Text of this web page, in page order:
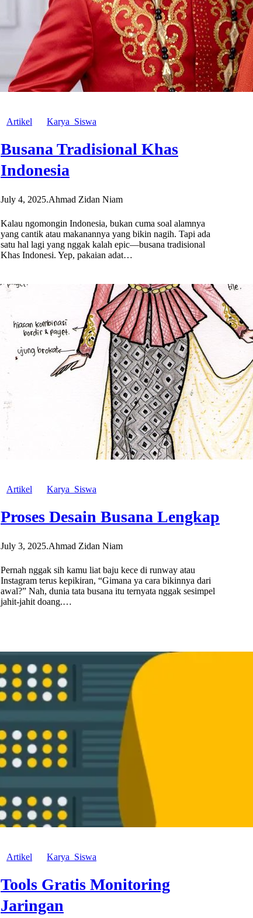
Artikel Karya_Siswa
Busana Tradisional Khas
Indonesia
July 4, 2025.Ahmad Zidan Niam
Kalau ngomongin Indonesia, bukan cuma soal alamnya
yang cantik atau makanannya yang bikin nagih. Tapi ada
satu hal lagi yang nggak kalah epic—busana tradisional
Khas Indonesi. Yep, pakaian adat…
Artikel Karya_Siswa
Proses Desain Busana Lengkap
July 3, 2025.Ahmad Zidan Niam
Pernah nggak sih kamu liat baju kece di runway atau
Instagram terus kepikiran, “Gimana ya cara bikinnya dari
awal?” Nah, dunia tata busana itu ternyata nggak sesimpel
jahit-jahit doang.…
Artikel Karya_Siswa
Tools Gratis Monitoring
Jaringan